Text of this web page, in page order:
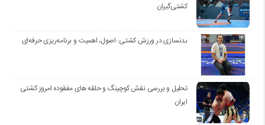
کشتی‌گیران
بدنسازی در ورزش کشتی: اصول، اهمیت و برنامه‌ریزی حرفه‌ای
تحلیل و بررسی نقش کوچینگ و حلقه های مفقوده امروز کشتی
ایران